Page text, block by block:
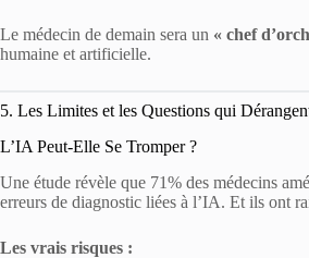
Le médecin de demain sera un « chef
humaine et artificielle.
5. Les Limites et les Questions qui
L’IA Peut-Elle Se Tromper ?
Une étude révèle que 71% des médecins
erreurs de diagnostic liées à l’IA. Et ils ont
Les vrais risques :